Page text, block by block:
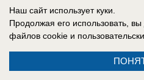
самолет-разведчик
Эксперты считают, что
Наш сайт использует куки.
Продолжая его использовать,
файлов cookie и